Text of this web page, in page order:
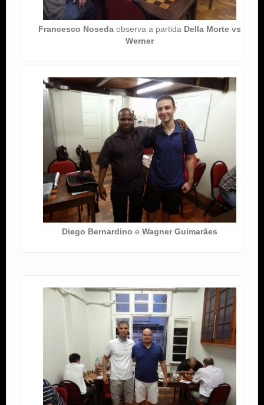
Francesco Nosedaobserva a partida Della Morte vs
Werner
Diego Bernardino e Wagner Guimarães